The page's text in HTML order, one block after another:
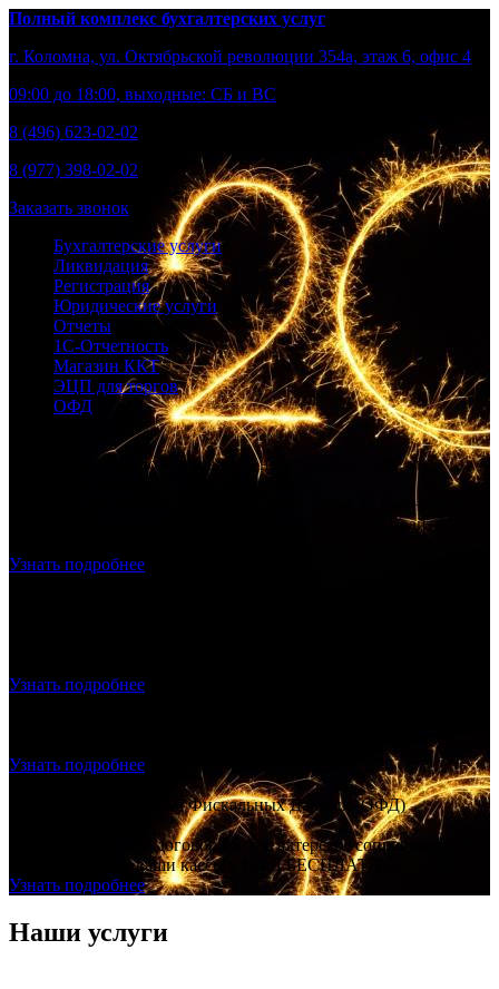
Полный комплекс бухгалтерских услуг
г. Коломна, ул. Октябрьской революции 354а, этаж 6, офис 4
09:00 до 18:00, выходные: СБ и ВС
8 (496) 623-02-02
8 (977) 398-02-02
Заказать звонок
Бухгалтерские услуги
Ликвидация
Регистрация
Юридические услуги
Отчеты
1С-Отчетность
Магазин ККТ
ЭЦП для торгов
ОФД
Берем бухгалтерию и общение с налоговой на себя, вы –
Получите доступ к бухгалтерской программе за 1 минуту и
выставляете счета. Делайте акты, накладные, создавайте
Узнать подробнее
Узнать подробнее
Узнать подробнее
Договор с Оператором Фискальных Данных (ОФД)
Заключаете с нами договор на бухгалтерское сопровождение –
подключаем все ваши кассы к ОФД БЕСПЛАТНО!
Узнать подробнее
Наши услуги